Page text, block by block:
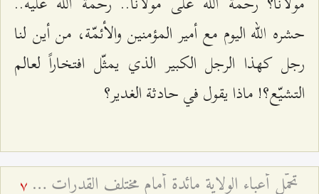
حشره الله اليوم مع أمير المؤمنين والأئمّة، من أين لنا
رجل كهذا الرجل الكبير الذي يمثّل افتخاراً لعالم
التشيّع؟! ماذا يقول في حادثة الغدير؟
تحمّل أعباء الولاية مائدة أمام مختلف القدرات - عيد الغدير ۱٤۳۱ هـ 7